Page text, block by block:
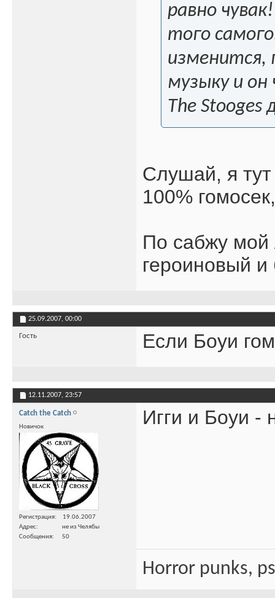
равно
того
изменится,
музыку и
The
Слушай, я
100%
По сабжу
героиновый
25.09.2007, 00:00
Гость Если Боуи
12.11.2007, 23:57
Catch the Catch
Новичок
Регистрация
19.06.2007
Адрес
не из Челябы
Сообщения
50
Игги и Боуи -
Horror punks,